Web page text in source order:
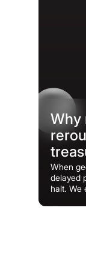
Why
When
delayed
halt. We